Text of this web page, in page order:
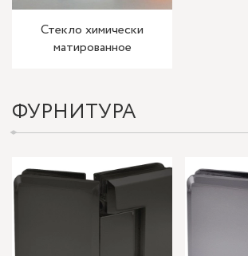
Стекло химически
матированное
ФУРНИТУРА